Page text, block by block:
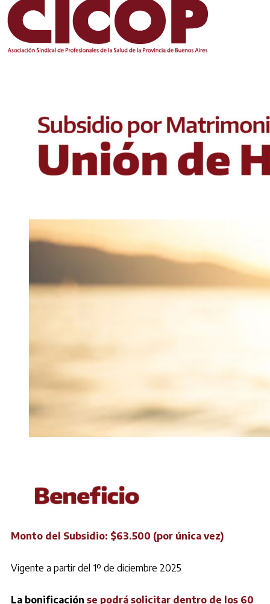
Monto del Subsidio: $63.500 (por única vez)
Vigente a partir del 1º de diciembre 2025
La bonificación se podrá solicitar dentro de los 60